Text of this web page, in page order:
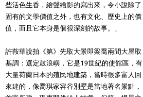
些活色生香，繪聲繪影的寫出來，令小說除了
固有的文學價值之外，也有文化、歷史上的價
值，而且它本身是個很深刻的故事。」
許鞍華說拍《第》先取大景即梁喬兩間大屋取
基調：選定鼓浪嶼，它是19世紀的使館區，有
大量荷蘭日本的殖民地建築，當時很多富人回
來建的，像喬琪家容谷別墅是當地著名景點，